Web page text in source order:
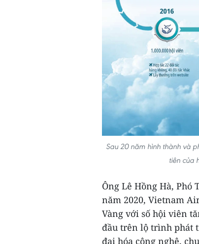
Sau 20 năm hình thành và
tiên của
Ông Lê Hồng Hà, Phó
năm 2020, Vietnam
Vàng với số hội viên
đầu trên lộ trình phát
đại hóa công nghệ,